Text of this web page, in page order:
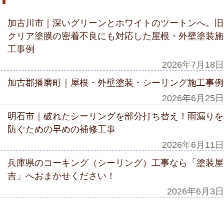
加古川市｜深いグリーンとホワイトのツートンへ。旧
クリア塗膜の密着不良にも対応した屋根・外壁塗装施
工事例
2026年7月18日
加古郡播磨町｜屋根・外壁塗装・シーリング施工事例
2026年6月25日
明石市｜破れたシーリングを部分打ち替え！雨漏りを
防ぐための早めの補修工事
2026年6月11日
兵庫県のコーキング（シーリング）工事なら「塗装屋
吉」へおまかせください！
2026年6月3日